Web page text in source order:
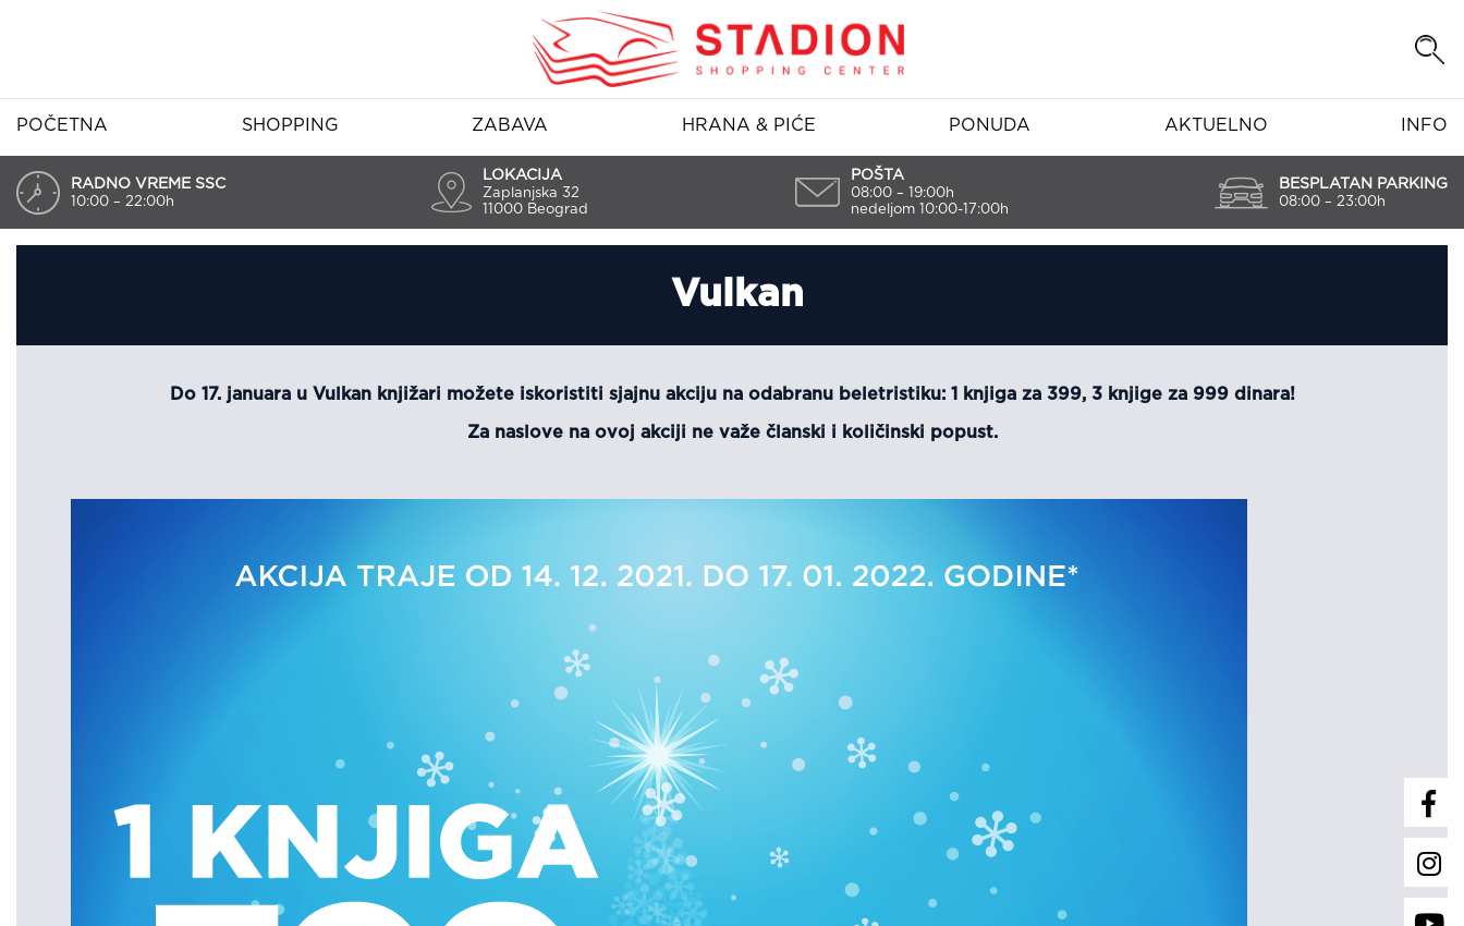
POČETNA SHOPPING ZABAVA HRANA & PIĆE PONUDA AKTUELNO INFO
RADNO VREME SSC
10:00 – 22:00h
LOKACIJA
Zaplanjska 32
11000 Beograd
POŠTA
08:00 – 19:00h
nedeljom 10:00-17:00h
BESPLATAN PARKING
08:00 – 23:00h
Vulkan
Do 17. januara u Vulkan knjižari možete iskoristiti sjajnu akciju na odabranu beletristiku: 1 knjiga za 399, 3 knjige za 999 dinara!
Za naslove na ovoj akciji ne važe članski i količinski popust.